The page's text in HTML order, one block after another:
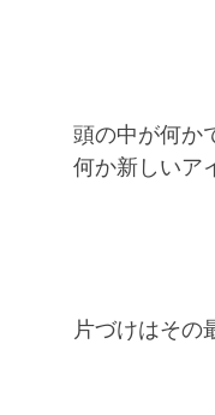
頭の中が何か
何か新しいア
片づけはその